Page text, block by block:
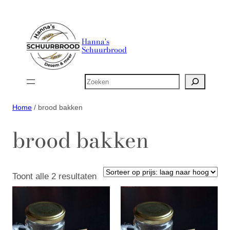
inhoud
Hanna's
Schuurbrood
Zoeken
Home / brood bakken
brood bakken
Toont alle 2 resultatenGesorteerd
op